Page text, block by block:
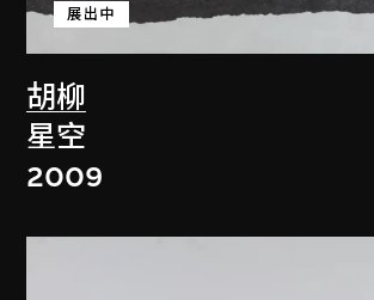
胡柳
展出中
星空
2009